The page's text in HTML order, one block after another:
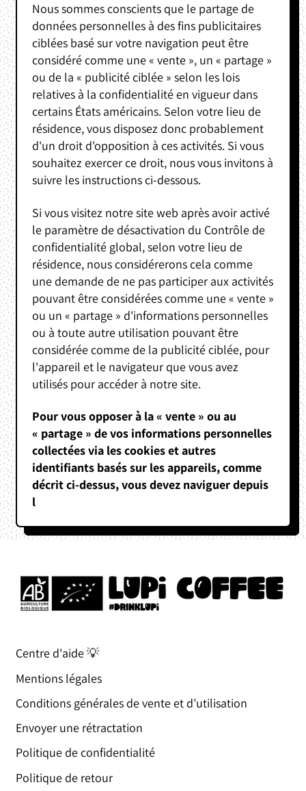
Nous sommes conscients que le partage de
données personnelles à des fins publicitaires
ciblées basé sur votre navigation peut être
considéré comme une « vente », un « partage »
ou de la « publicité ciblée » selon les lois
relatives à la confidentialité en vigueur dans
certains États américains. Selon votre lieu de
résidence, vous disposez donc probablement
d'un droit d'opposition à ces activités. Si vous
souhaitez exercer ce droit, nous vous invitons à
suivre les instructions ci-dessous.
Si vous visitez notre site web après avoir activé
le paramètre de désactivation du Contrôle de
confidentialité global, selon votre lieu de
résidence, nous considérerons cela comme
une demande de ne pas participer aux activités
pouvant être considérées comme une « vente »
ou un « partage » d'informations personnelles
ou à toute autre utilisation pouvant être
considérée comme de la publicité ciblée, pour
l'appareil et le navigateur que vous avez
utilisés pour accéder à notre site.
Pour vous opposer à la « vente » ou au
« partage » de vos informations personnelles
collectées via les cookies et autres
identifiants basés sur les appareils, comme
décrit ci-dessus, vous devez naviguer depuis
l
Centre d'aide 💡
Mentions légales
Conditions générales de vente et d’utilisation
Envoyer une rétractation
Politique de confidentialité
Politique de retour